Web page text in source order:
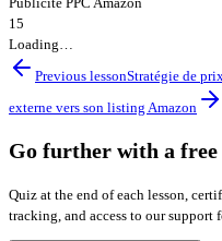
15
Loading…
Previous lessonStratégie de
externe vers son listing Amazon
Go further with a free
Quiz at the end of each lesson,
tracking, and access to our support